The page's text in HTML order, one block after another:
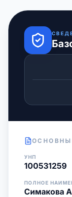
УНП
100531259
ПОЛНОЕ
Симакова